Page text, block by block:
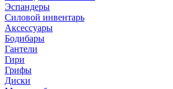
Эспандеры
Силовой инвентарь
Аксессуары
Бодибары
Гантели
Гири
Грифы
Диски